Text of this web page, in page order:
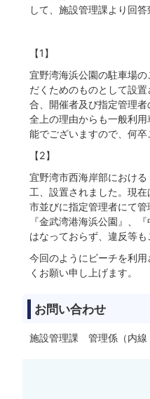
して、施設管理課より回答
【1】
宜野湾海浜公園の駐車場
だくためのものとして設
合、開催者及び指定管理
全上の理由からも一般利
能でございますので、何卒
【2】
宜野湾市西海岸部におけ
工、設置されました。現
市並びに指定管理者にて
『金武湾港海浜公園』、
はなっておらず、違反等も
今回のようにビーチを利
くお願い申し上げます。
お問い合わせ
施設管理課 管理係（内